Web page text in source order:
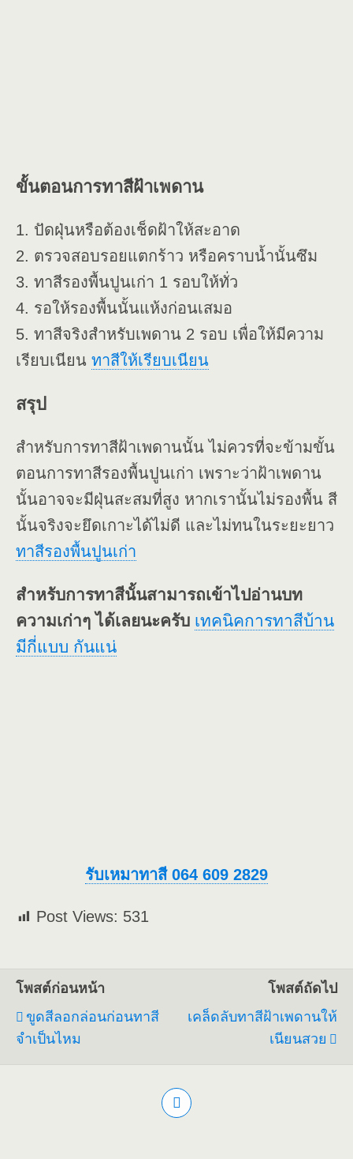
ขั้นตอนการทาสีฝ้าเพดาน
1. ปัดฝุ่นหรือต้องเช็ดฝ้าให้สะอาด
2. ตรวจสอบรอยแตกร้าว หรือคราบน้ำนั้นซึม
3. ทาสีรองพื้นปูนเก่า 1 รอบให้ทั่ว
4. รอให้รองพื้นนั้นแห้งก่อนเสมอ
5. ทาสีจริงสำหรับเพดาน 2 รอบ เพื่อให้มีความ
เรียบเนียน ทาสีให้เรียบเนียน
สรุป
สำหรับการทาสีฝ้าเพดานนั้น ไม่ควรที่จะข้ามขั้น
ตอนการทาสีรองพื้นปูนเก่า เพราะว่าฝ้าเพดาน
นั้นอาจจะมีฝุ่นสะสมที่สูง หากเรานั้นไม่รองพื้น สี
นั้นจริงจะยึดเกาะได้ไม่ดี และไม่ทนในระยะยาว
ทาสีรองพื้นปูนเก่า
สำหรับการทาสีนั้นสามารถเข้าไปอ่านบท
ความเก่าๆ ได้เลยนะครับ เทคนิคการทาสีบ้าน
มีกี่แบบ กันแน่
รับเหมาทาสี 064 609 2829
Post Views: 531
โพสต์ก่อนหน้า
ขูดสีลอกล่อนก่อนทาสี
จำเป็นไหม
โพสต์ถัดไป
เคล็ดลับทาสีฝ้าเพดานให้
เนียนสวย